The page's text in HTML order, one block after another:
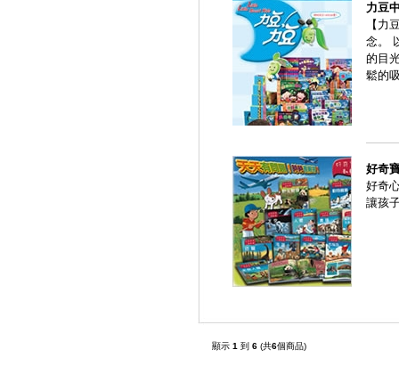
力豆
【力
念。
的目
鬆的
好奇
好奇
讓孩
顯示 1 到 6(共6個商品)